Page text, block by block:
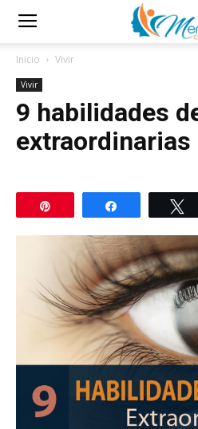
Inicio Vivir
Vivir
9 habilidades
extraordinarias
Compartir